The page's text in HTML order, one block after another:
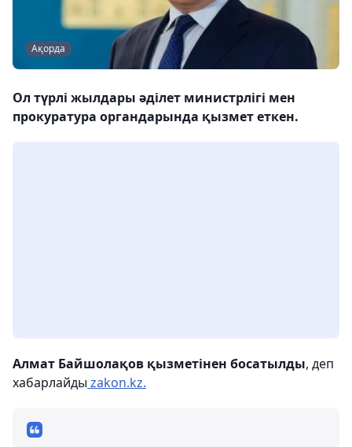
Ақорда
Ол түрлі жылдары әділет министрлігі мен
прокуратура органдарында қызмет еткен.
Алмат Байшолақов қызметінен босатылды, деп
хабарлайды zakon.kz.